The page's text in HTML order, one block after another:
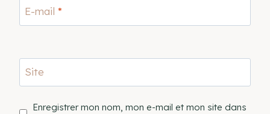
E-mail *
Site
Enregistrer mon nom, mon e-mail et mon site dans